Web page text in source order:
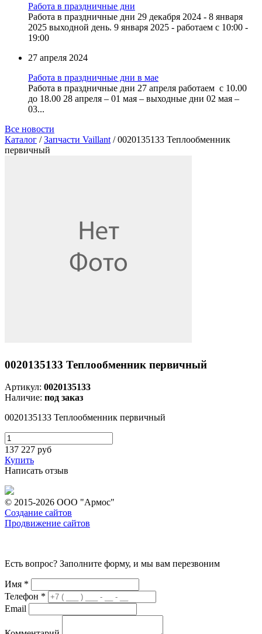
Работа в праздничные дни
Работа в праздничные дни 29 декабря 2024 - 8 января
2025 выходной день. 9 января 2025 - работаем с 10:00 -
19:00
27 апреля 2024
Работа в праздничные дни в мае
Работа в праздничные дни 27 апреля работаем с 10.00
до 18.00 28 апреля – 01 мая – выходные дни 02 мая –
03...
Все новости
Каталог /Запчасти Vaillant / 0020135133 Теплообменник
первичный
0020135133 Теплообменник первичный
Артикул: 0020135133
Наличие: под заказ
0020135133 Теплообменник первичный
137 227 руб
Купить
Написать отзыв
© 2015-2026 ООО "Армос"
Создание сайтов
Продвижение сайтов
Есть вопрос? Заполните форму, и мы вам перезвоним
Имя *
Телефон *
Email